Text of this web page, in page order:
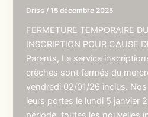
Driss /15 décembre 2025
FERMETURE TEMPORAIRE
INSCRIPTION POUR CAUSE
Parents, Le service
crèches sont fermés du
vendredi 02/01/26 inclus.
leurs portes le lundi 5 janvier